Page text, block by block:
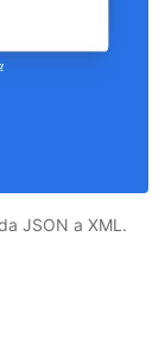
JSON a XML.